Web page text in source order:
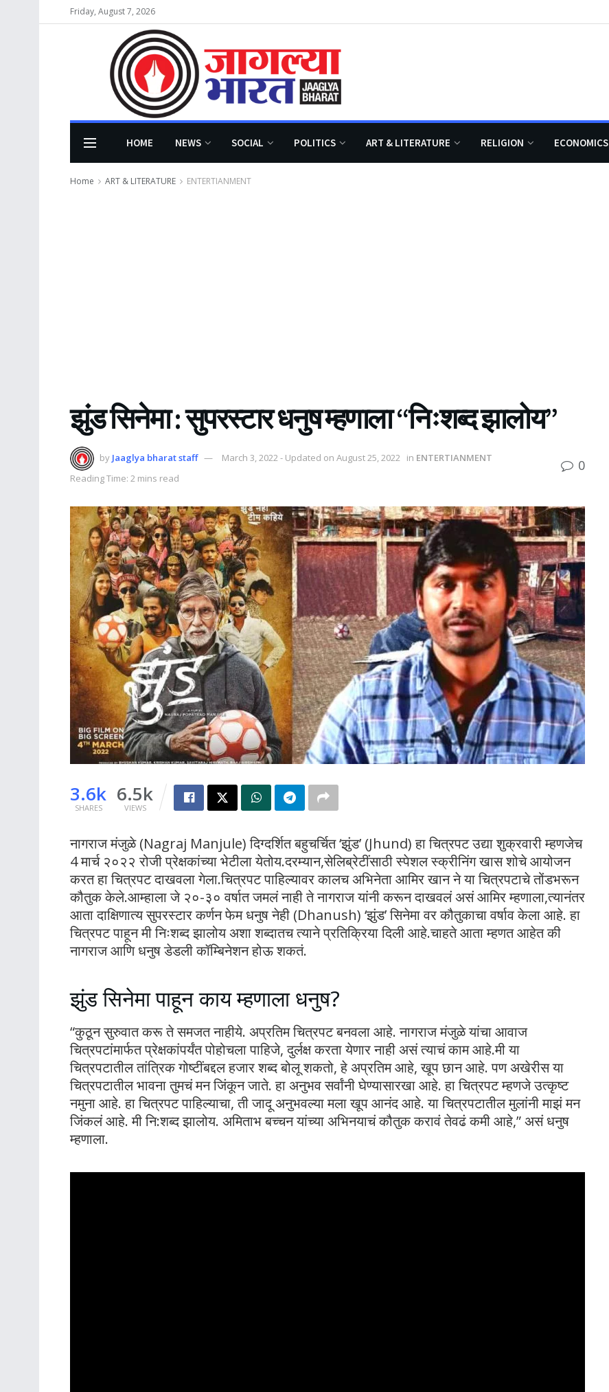
Friday, August 7, 2026
HOME NEWS SOCIAL POLITICS ART & LITERATURE RELIGION ECONOMICS
Home ART & LITERATURE ENTERTIANMENT
झुंड सिनेमा : सुपरस्टार धनुष म्हणाला “निःशब्द झालोय”
by Jaaglya bharat staff March 3, 2022 - Updated on August 25, 2022 in ENTERTIANMENT
Reading Time: 2 mins read
0
3.6k
SHARES
6.5k
VIEWS
नागराज मंजुळे (Nagraj Manjule) दिग्दर्शित बहुचर्चित ‘झुंड’ (Jhund) हा चित्रपट उद्या शुक्रवारी म्हणजेच
4 मार्च २०२२ रोजी प्रेक्षकांच्या भेटीला येतोय.दरम्यान,सेलिब्रेटींसाठी स्पेशल स्क्रीनिंग खास शोचे आयोजन
करत हा चित्रपट दाखवला गेला.चित्रपट पाहिल्यावर कालच अभिनेता आमिर खान ने या चित्रपटाचे तोंडभरून
कौतुक केले.आम्हाला जे २०-३० वर्षात जमलं नाही ते नागराज यांनी करून दाखवलं असं आमिर म्हणाला,त्यानंतर
आता दाक्षिणात्य सुपरस्टार कर्णन फेम धनुष नेही (Dhanush) ‘झुंड’ सिनेमा वर कौतुकाचा वर्षाव केला आहे. हा
चित्रपट पाहून मी निःशब्द झालोय अशा शब्दातच त्याने प्रतिक्रिया दिली आहे.चाहते आता म्हणत आहेत की
नागराज आणि धनुष डेडली कॉम्बिनेशन होऊ शकतं.
झुंड सिनेमा पाहून काय म्हणाला धनुष?
“कुठून सुरुवात करू ते समजत नाहीये. अप्रतिम चित्रपट बनवला आहे. नागराज मंजुळे यांचा आवाज
चित्रपटांमार्फत प्रेक्षकांपर्यंत पोहोचला पाहिजे, दुर्लक्ष करता येणार नाही असं त्याचं काम आहे.मी या
चित्रपटातील तांत्रिक गोष्टींबद्दल हजार शब्द बोलू शकतो, हे अप्रतिम आहे, खूप छान आहे. पण अखेरीस या
चित्रपटातील भावना तुमचं मन जिंकून जाते. हा अनुभव सर्वांनी घेण्यासारखा आहे. हा चित्रपट म्हणजे उत्कृष्ट
नमुना आहे. हा चित्रपट पाहिल्याचा, ती जादू अनुभवल्या मला खूप आनंद आहे. या चित्रपटातील मुलांनी माझं मन
जिंकलं आहे. मी नि:शब्द झालोय. अमिताभ बच्चन यांच्या अभिनयाचं कौतुक करावं तेवढं कमी आहे,” असं धनुष
म्हणाला.